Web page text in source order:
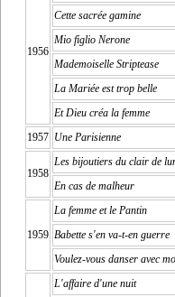
1956
Cette sacrée gamine
Mio figlio Nerone
Mademoiselle Striptease
La Mariée est trop belle
Et Dieu créa la femme
1957 Une Parisienne
1958
Les bijoutiers du clair de
En cas de malheur
1959
La femme et le Pantin
Babette s'en va-t-en guerre
Voulez-vous danser avec
L'affaire d'une nuit